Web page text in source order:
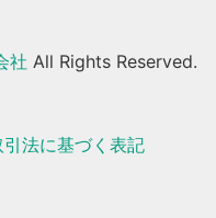
社 All Rights Reserved.
法に基づく表記